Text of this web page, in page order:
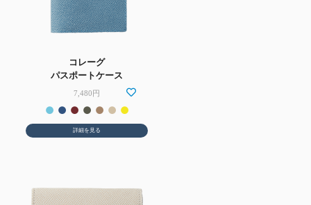
コレーグ
パスポートケース
7,480円
詳細を見る